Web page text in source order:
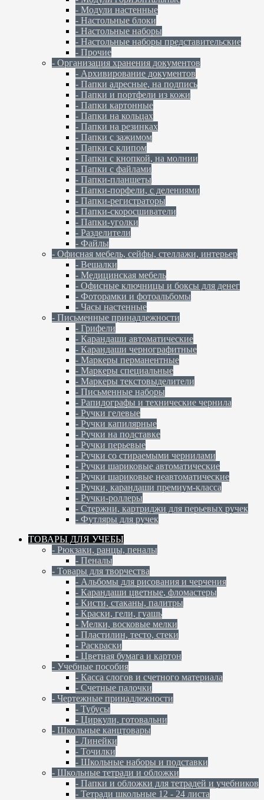
- Модули настенные
- Настольные блоки
- Настольные наборы
- Настольные наборы представительские
- Прочие
- Организация хранения документов
- Архивирование документов
- Папки адресные, на подпись
- Папки и портфели из кожи
- Папки картонные
- Папки на кольцах
- Папки на резинках
- Папки с зажимом
- Папки с клипом
- Папки с кнопкой, на молнии
- Папки с файлами
- Папки-планшеты
- Папки-порфели, с делениями
- Папки-регистраторы
- Папки-скоросшиватели
- Папки-уголки
- Разделители
- Файлы
- Офисная мебель, сейфы, стеллажи, интерьер
- Вешалки
- Медицинская мебель
- Офисные ключницы и боксы для денег
- Фоторамки и фотоальбомы
- Часы настенные
- Письменные принадлежности
- Грифели
- Карандаши автоматические
- Карандаши чернографитные
- Маркеры перманентные
- Маркеры специальные
- Маркеры текстовыделители
- Письменные наборы
- Рапидографы и технические чернила
- Ручки гелевые
- Ручки капилярные
- Ручки на подставке
- Ручки перьевые
- Ручки со стираемыми чернилами
- Ручки шариковые автоматические
- Ручки шариковые неавтоматические
- Ручки, карандаши премиум-класса
- Ручки-роллеры
- Стержни, картриджи для перьевых ручек
- Футляры для ручек
ТОВАРЫ ДЛЯ УЧЕБЫ
- Рюкзаки, ранцы, пеналы
- Пеналы
- Товары для творчества
- Альбомы для рисования и черчения
- Карандаши цветные, фломастеры
- Кисти, стаканы, палитры
- Краски, гели, гуашь
- Мелки, восковые мелки
- Пластилин, тесто, стеки
- Раскраски
- Цветная бумага и картон
- Учебные пособия
- Касса слогов и счетного материала
- Счетные палочки
- Чертежные принадлежности
- Тубусы
- Циркули, готовальни
- Школьные канцтовары
- Линейки
- Точилки
- Школьные наборы и подставки
- Школьные тетради и обложки
- Папки и обложки для тетрадей и учебников
- Тетради школьные 12 - 24 листа